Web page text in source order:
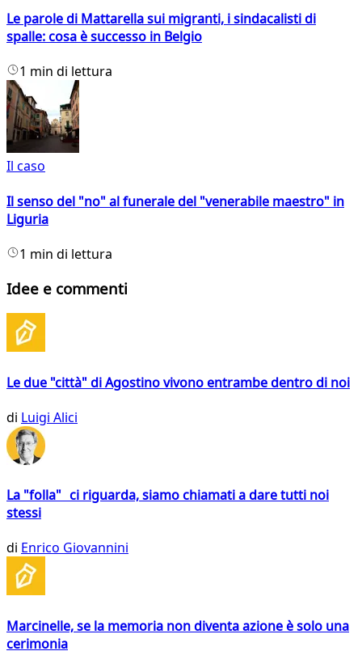
Le parole di Mattarella sui migranti, i sindacalisti di
spalle: cosa è successo in Belgio
1 min di lettura
Il caso
Il senso del "no" al funerale del "venerabile maestro" in
Liguria
1 min di lettura
Idee e commenti
Le due "città" di Agostino vivono entrambe dentro di noi
di Luigi Alici
La "folla" ci riguarda, siamo chiamati a dare tutti noi
stessi
di Enrico Giovannini
Marcinelle, se la memoria non diventa azione è solo una
cerimonia